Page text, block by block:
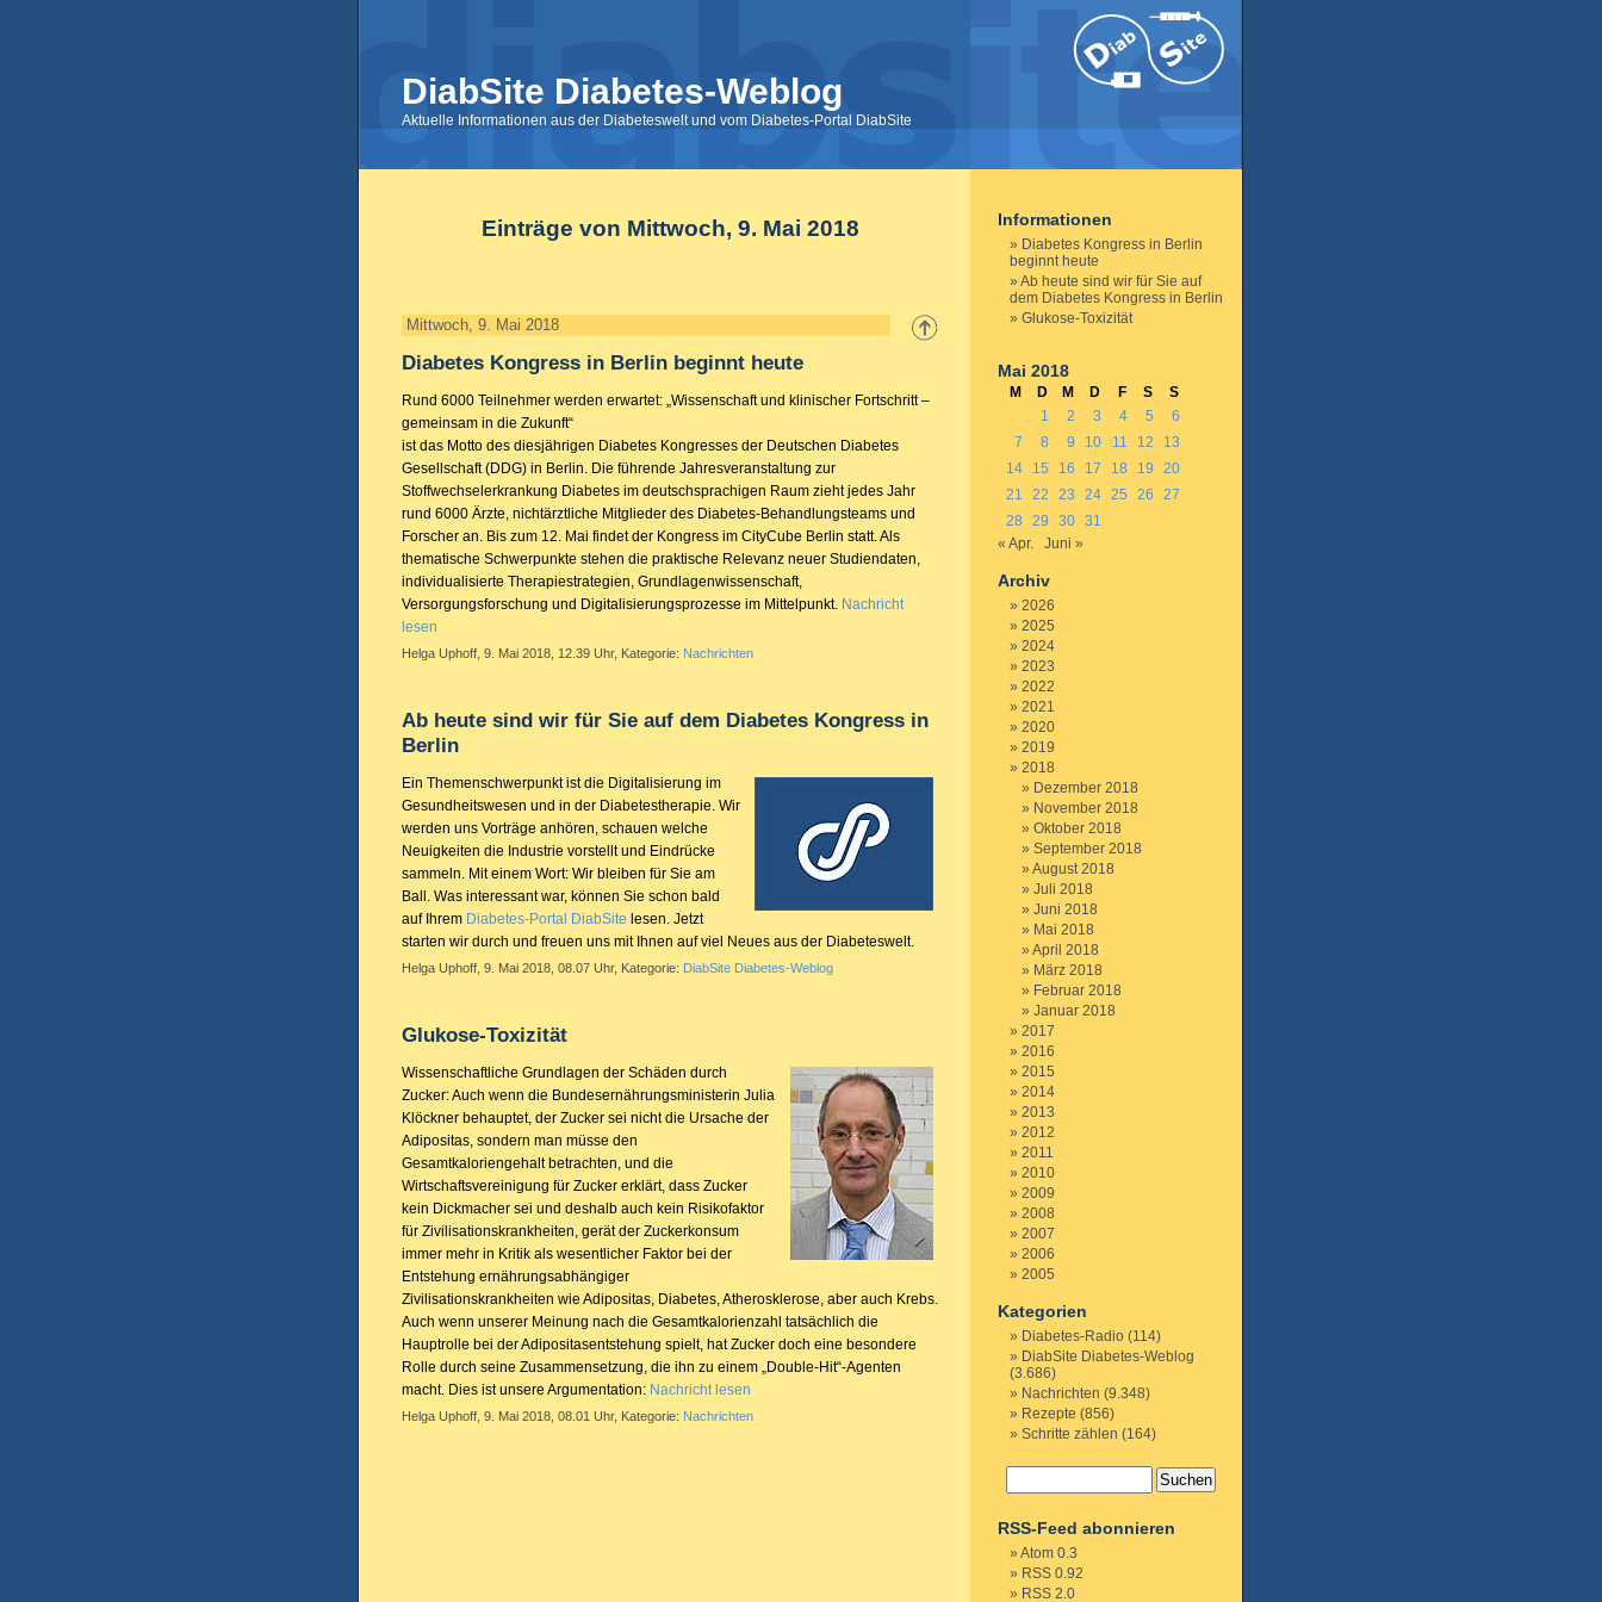
DiabSite Diabetes-Weblog
Aktuelle Informationen aus der Diabeteswelt und vom Diabetes-Portal DiabSite
Einträge von Mittwoch, 9. Mai 2018
Mittwoch, 9. Mai 2018
Diabetes Kongress in Berlin beginnt heute
Rund 6000 Teilnehmer werden erwartet: „Wissenschaft und klinischer Fortschritt –
gemeinsam in die Zukunft“
ist das Motto des diesjährigen Diabetes Kongresses der Deutschen Diabetes
Gesellschaft (DDG) in Berlin. Die führende Jahresveranstaltung zur
Stoffwechselerkrankung Diabetes im deutschsprachigen Raum zieht jedes Jahr
rund 6000 Ärzte, nichtärztliche Mitglieder des Diabetes-Behandlungsteams und
Forscher an. Bis zum 12. Mai findet der Kongress im CityCube Berlin statt. Als
thematische Schwerpunkte stehen die praktische Relevanz neuer Studiendaten,
individualisierte Therapiestrategien, Grundlagenwissenschaft,
Versorgungsforschung und Digitalisierungsprozesse im Mittelpunkt. Nachricht
lesen
Helga Uphoff, 9. Mai 2018, 12.39 Uhr, Kategorie: Nachrichten
Ab heute sind wir für Sie auf dem Diabetes Kongress in
Berlin
Ein Themenschwerpunkt ist die Digitalisierung im
Gesundheitswesen und in der Diabetestherapie. Wir
werden uns Vorträge anhören, schauen welche
Neuigkeiten die Industrie vorstellt und Eindrücke
sammeln. Mit einem Wort: Wir bleiben für Sie am
Ball. Was interessant war, können Sie schon bald
auf Ihrem Diabetes-Portal DiabSite lesen. Jetzt
starten wir durch und freuen uns mit Ihnen auf viel Neues aus der Diabeteswelt.
Helga Uphoff, 9. Mai 2018, 08.07 Uhr, Kategorie: DiabSite Diabetes-Weblog
Glukose-Toxizität
Wissenschaftliche Grundlagen der Schäden durch
Zucker: Auch wenn die Bundesernährungsministerin Julia
Klöckner behauptet, der Zucker sei nicht die Ursache der
Adipositas, sondern man müsse den
Gesamtkaloriengehalt betrachten, und die
Wirtschaftsvereinigung für Zucker erklärt, dass Zucker
kein Dickmacher sei und deshalb auch kein Risikofaktor
für Zivilisationskrankheiten, gerät der Zuckerkonsum
immer mehr in Kritik als wesentlicher Faktor bei der
Entstehung ernährungsabhängiger
Zivilisationskrankheiten wie Adipositas, Diabetes, Atherosklerose, aber auch Krebs.
Auch wenn unserer Meinung nach die Gesamtkalorienzahl tatsächlich die
Hauptrolle bei der Adipositasentstehung spielt, hat Zucker doch eine besondere
Rolle durch seine Zusammensetzung, die ihn zu einem „Double-Hit“-Agenten
macht. Dies ist unsere Argumentation: Nachricht lesen
Helga Uphoff, 9. Mai 2018, 08.01 Uhr, Kategorie: Nachrichten
Informationen
Diabetes Kongress in Berlin
beginnt heute
Ab heute sind wir für Sie auf
dem Diabetes Kongress in Berlin
Glukose-Toxizität
Mai 2018
M D M D F S
S
1
2 3 4 5
6
7
8 9 10 11 12
13
14
15 16 17 18 19
20
21
22 23 24 25 26
27
28
29 30 31
« Apr.
Juni »
Archiv
2026
2025
2024
2023
2022
2021
2020
2019
2018
Dezember 2018
November 2018
Oktober 2018
September 2018
August 2018
Juli 2018
Juni 2018
Mai 2018
April 2018
März 2018
Februar 2018
Januar 2018
2017
2016
2015
2014
2013
2012
2011
2010
2009
2008
2007
2006
2005
Kategorien
Diabetes-Radio (114)
DiabSite Diabetes-Weblog
(3.686)
Nachrichten (9.348)
Rezepte (856)
Schritte zählen (164)
RSS-Feed abonnieren
Atom 0.3
RSS 0.92
RSS 2.0